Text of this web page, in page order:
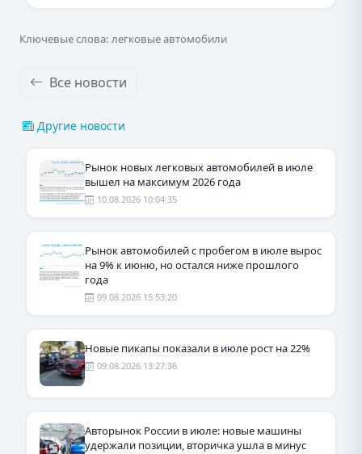
Ключевые слова: легковые автомобили
Все новости
Другие новости
Рынок новых легковых автомобилей в июле
вышел на максимум 2026 года
10.08.2026 10:04:35
Рынок автомобилей с пробегом в июле вырос
на 9% к июню, но остался ниже прошлого
года
09.08.2026 15:53:20
Новые пикапы показали в июле рост на 22%
09.08.2026 13:27:36
Авторынок России в июле: новые машины
удержали позиции, вторичка ушла в минус